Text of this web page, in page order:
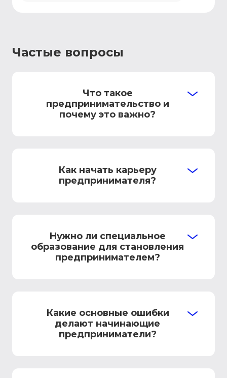
Частые вопросы
Что такое
предпринимательство и
почему это важно?
Как начать карьеру
предпринимателя?
Нужно ли специальное
образование для становления
предпринимателем?
Какие основные ошибки
делают начинающие
предприниматели?